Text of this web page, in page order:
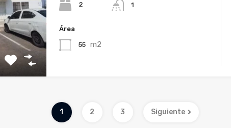
2 1
Área
55 m2
1 2 3 Siguiente